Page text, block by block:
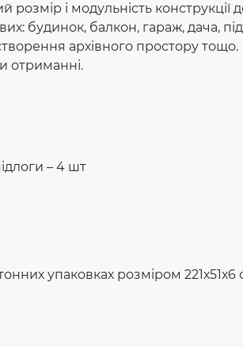
розмір і модульність
будинок, балкон, гараж, дача,
архівного простору тощо.
отриманні.
– 4 шт
упаковках розміром 221х51х6